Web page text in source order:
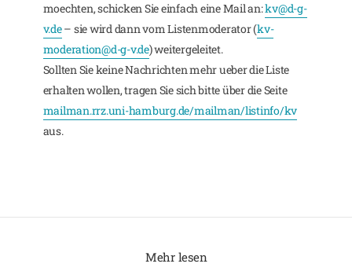
moechten, schicken Sie einfach eine Mail an:kv@d-g-
v.de– sie wird dann vom Listenmoderator (kv-
moderation@d-g-v.de) weitergeleitet.
Sollten Sie keine Nachrichten mehr ueber die Liste
erhalten wollen, tragen Sie sich bitte über die Seite
mailman.rrz.uni-hamburg.de/mailman/listinfo/kv
aus.
Mehr lesen